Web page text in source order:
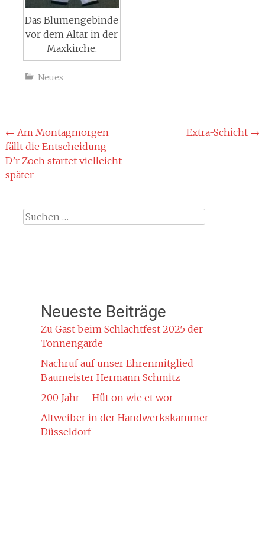
Das Blumengebinde
vor dem Altar in der
Maxkirche.
Neues
Beitragsnavigation
← Am Montagmorgen
fällt die Entscheidung –
D’r Zoch startet vielleicht
später
Extra-Schicht →
Suche
Neueste Beiträge
Zu Gast beim Schlachtfest 2025 der
Tonnengarde
Nachruf auf unser Ehrenmitglied
Baumeister Hermann Schmitz
200 Jahr – Hüt on wie et wor
Altweiber in der Handwerkskammer
Düsseldorf